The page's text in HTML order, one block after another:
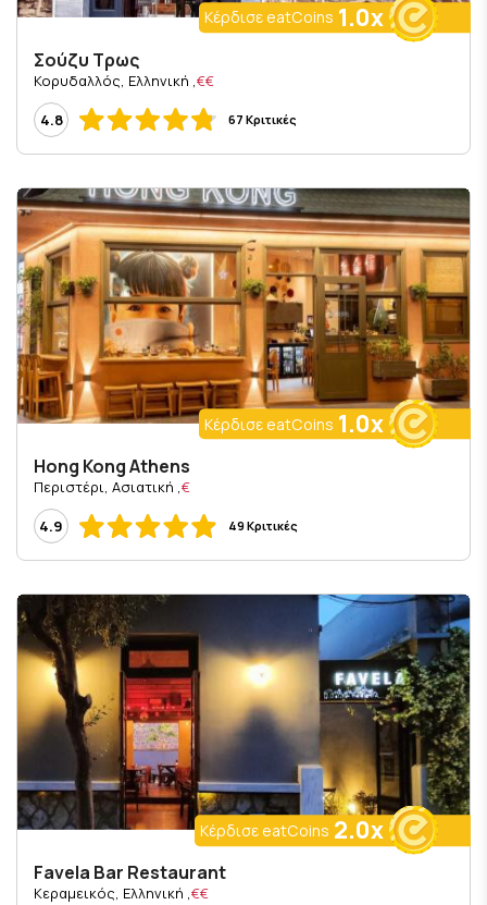
Κέρδισε eatCoins 1.0x
Σούζυ Τρως
€€
4.8
67 Κριτικές
Κέρδισε eatCoins 1.0x
Hong Kong Athens
€
, Περιστέρι, Ασιατική
4.9
49 Κριτικές
Κέρδισε eatCoins 2.0x
Favela Bar Restaurant
€€
, Κεραμεικός, Ελληνική